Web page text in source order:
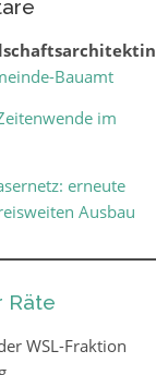
Bauamt
im
erneute
Ausbau
Räte
WSL-Fraktion